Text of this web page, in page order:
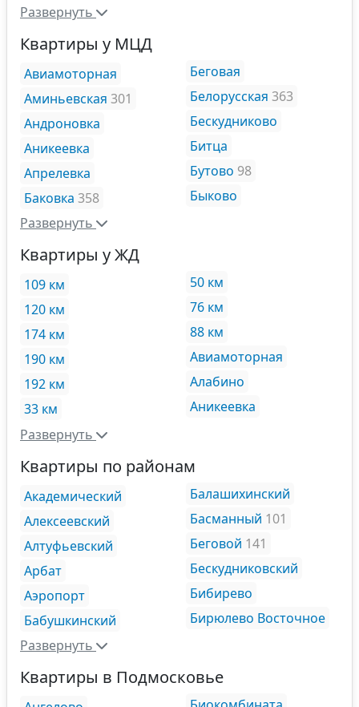
Развернуть
Квартиры у МЦД
Авиамоторная
Аминьевская 301
Андроновка
Аникеевка
Апрелевка
Баковка 358
Беговая
Белорусская 363
Бескудниково
Битца
Бутово 98
Быково
Развернуть
Квартиры у ЖД
109 км
120 км
174 км
190 км
192 км
33 км
50 км
76 км
88 км
Авиамоторная
Алабино
Аникеевка
Развернуть
Квартиры по районам
Академический
Алексеевский
Алтуфьевский
Арбат
Аэропорт
Бабушкинский
Балашихинский
Басманный 101
Беговой 141
Бескудниковский
Бибирево
Бирюлево Восточное
Развернуть
Квартиры в Подмосковье